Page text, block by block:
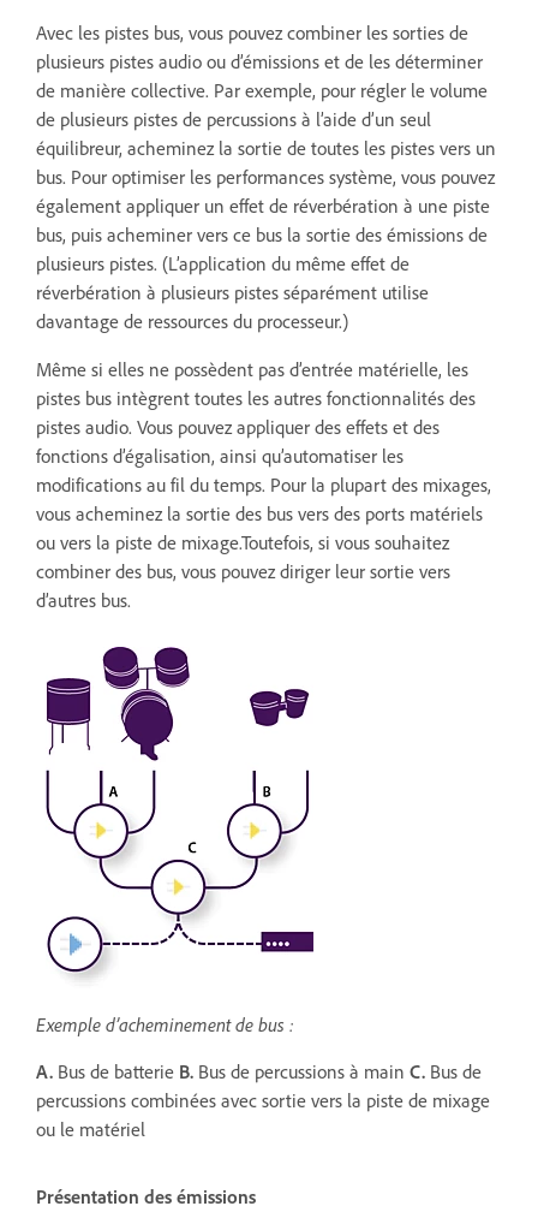
Avec les pistes bus, vous pouvez combiner les sorties de
plusieurs pistes audio ou d’émissions et de les déterminer
de manière collective. Par exemple, pour régler le volume
de plusieurs pistes de percussions à l’aide d’un seul
équilibreur, acheminez la sortie de toutes les pistes vers un
bus. Pour optimiser les performances système, vous pouvez
également appliquer un effet de réverbération à une piste
bus, puis acheminer vers ce bus la sortie des émissions de
plusieurs pistes. (L’application du même effet de
réverbération à plusieurs pistes séparément utilise
davantage de ressources du processeur.)
Même si elles ne possèdent pas d’entrée matérielle, les
pistes bus intègrent toutes les autres fonctionnalités des
pistes audio. Vous pouvez appliquer des effets et des
fonctions d’égalisation, ainsi qu’automatiser les
modifications au fil du temps. Pour la plupart des mixages,
vous acheminez la sortie des bus vers des ports matériels
ou vers la piste de mixage.Toutefois, si vous souhaitez
combiner des bus, vous pouvez diriger leur sortie vers
d’autres bus.
Exemple d’acheminement de bus :
A. Bus de batterie B. Bus de percussions à main C. Bus de
percussions combinées avec sortie vers la piste de mixage
ou le matériel
Présentation des émissions